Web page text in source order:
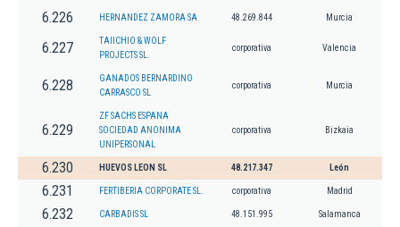
6.226 HERNANDEZ ZAMORA SA 48.269.844 Murcia
6.227
TAIICHIO & WOLF
PROJECTS SL.
corporativa Valencia
6.228
GANADOS BERNARDINO
CARRASCO SL
corporativa Murcia
6.229
ZF SACHS ESPANA
SOCIEDAD ANONIMA
UNIPERSONAL
corporativa Bizkaia
6.230 HUEVOS LEON SL 48.217.347 León
6.231 FERTIBERIA CORPORATE SL. corporativa Madrid
6.232 CARBADIS SL 48.151.995 Salamanca